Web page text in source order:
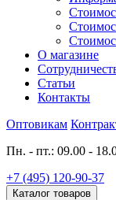
О магазине
Статьи
Контакты
Оптовикам
Пн. - пт.: 09.00 -
+7 (495) 120-90-37
Каталог товаров